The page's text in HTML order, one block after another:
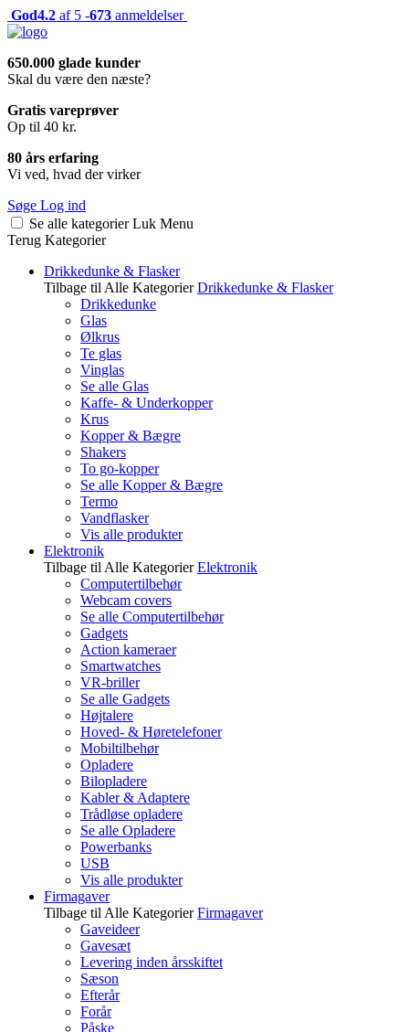
God4.2 af 5 -673 anmeldelser
650.000 glade kunder
Skal du være den næste?
Gratis vareprøver
Op til 40 kr.
80 års erfaring
Vi ved, hvad der virker
Søge Log ind
Se alle kategorier Luk Menu
Terug Kategorier
Drikkedunke & Flasker
Tilbage til Alle Kategorier Drikkedunke & Flasker
Drikkedunke
Glas
Ølkrus
Te glas
Vinglas
Se alle Glas
Kaffe- & Underkopper
Krus
Kopper & Bægre
Shakers
To go-kopper
Se alle Kopper & Bægre
Termo
Vandflasker
Vis alle produkter
Elektronik
Tilbage til Alle Kategorier Elektronik
Computertilbehør
Webcam covers
Se alle Computertilbehør
Gadgets
Action kameraer
Smartwatches
VR-briller
Se alle Gadgets
Højtalere
Hoved- & Høretelefoner
Mobiltilbehør
Opladere
Bilopladere
Kabler & Adaptere
Trådløse opladere
Se alle Opladere
Powerbanks
USB
Vis alle produkter
Firmagaver
Tilbage til Alle Kategorier Firmagaver
Gaveideer
Gavesæt
Levering inden årsskiftet
Sæson
Efterår
Forår
Påske